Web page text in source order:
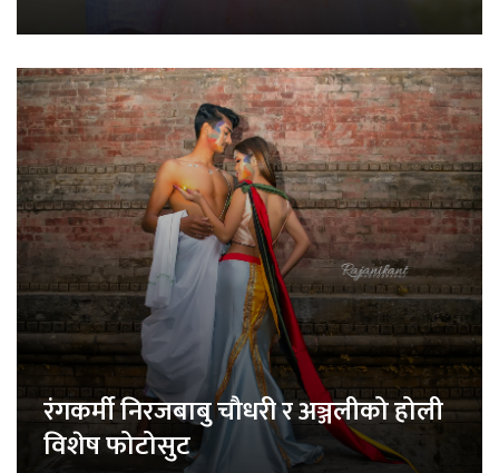
रंगकर्मी निरजबाबु चौधरी र अञ्जलीको होली
विशेष फोटोसुट